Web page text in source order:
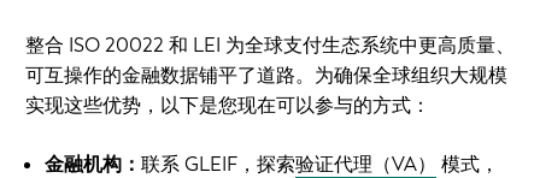
整合 ISO 20022 和 LEI 为全球支付生态系统中更高质量、
可互操作的金融数据铺平了道路。为确保全球组织大规模
实现这些优势，以下是您现在可以参与的方式：
金融机构： 联系 GLEIF，探索验证代理（VA）
模式，